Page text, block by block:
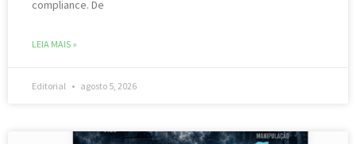
compliance. De
LEIA MAIS »
Editorial agosto 5, 2026